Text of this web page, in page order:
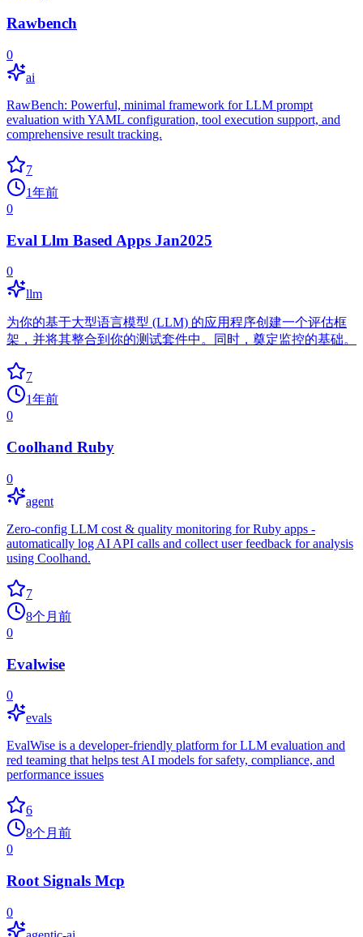
Rawbench
0
ai
RawBench: Powerful, minimal framework for LLM prompt
evaluation with YAML configuration, tool execution support, and
comprehensive result tracking.
7
1年前
0
Eval Llm Based Apps Jan2025
0
llm
为你的基于大型语言模型 (LLM) 的应用程序创建一个评估框
架，并将其整合到你的测试套件中。同时，奠定监控的基础。
7
1年前
0
Coolhand Ruby
0
agent
Zero-config LLM cost & quality monitoring for Ruby apps -
automatically log AI API calls and collect user feedback for analysis
using Coolhand.
7
8个月前
0
Evalwise
0
evals
EvalWise is a developer-friendly platform for LLM evaluation and
red teaming that helps test AI models for safety, compliance, and
performance issues
6
8个月前
0
Root Signals Mcp
0